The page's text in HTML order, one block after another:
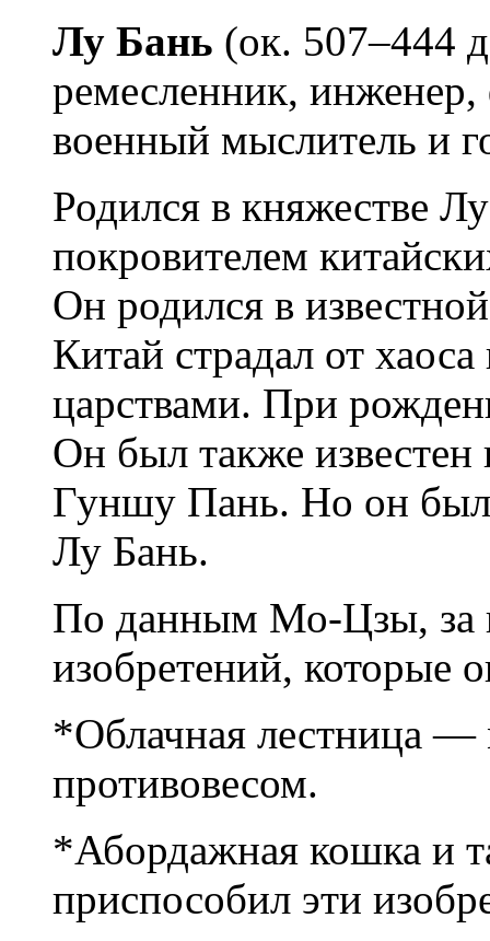
Лу Бань (ок. 507–444
ремесленник, инженер,
военный мыслитель и
Родился в княжестве
покровителем
Он родился в
Китай страдал от
царствами. При
Он был также
Гуншу Пань. Но он был
Лу Бань.
По данным Мо-Цзы, за
изобретений, которые
*Облачная лестница —
противовесом.
*Абордажная кошка и
приспособил эти